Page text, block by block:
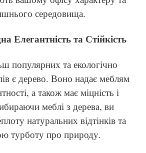
середовища.
Елегантність та Стійкість
популярних та екологічно
є дерево. Воно надає меблям
а також має міцність і
меблі з дерева, ви
натуральних відтінків та
турботу про природу.